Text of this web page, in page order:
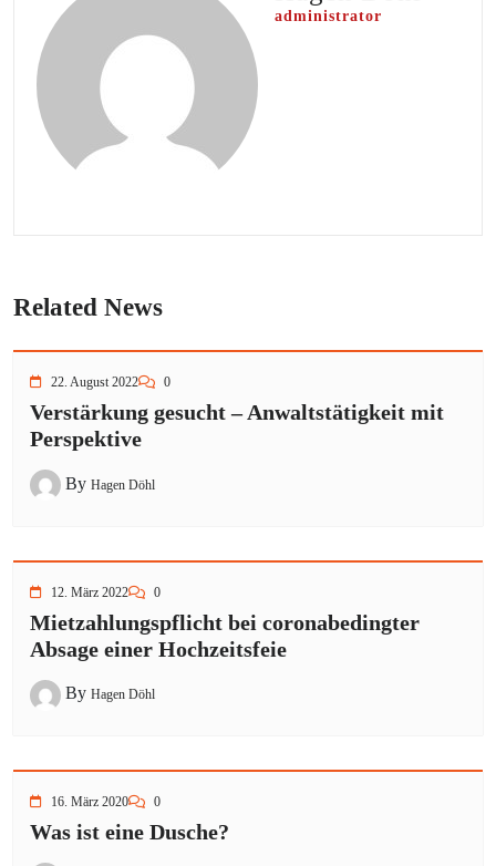
administrator
Related News
22. August 2022 0
Verstärkung gesucht – Anwaltstätigkeit mit
Perspektive
By Hagen Döhl
12. März 2022 0
Mietzahlungspflicht bei coronabedingter
Absage einer Hochzeitsfeie
By Hagen Döhl
16. März 2020 0
Was ist eine Dusche?